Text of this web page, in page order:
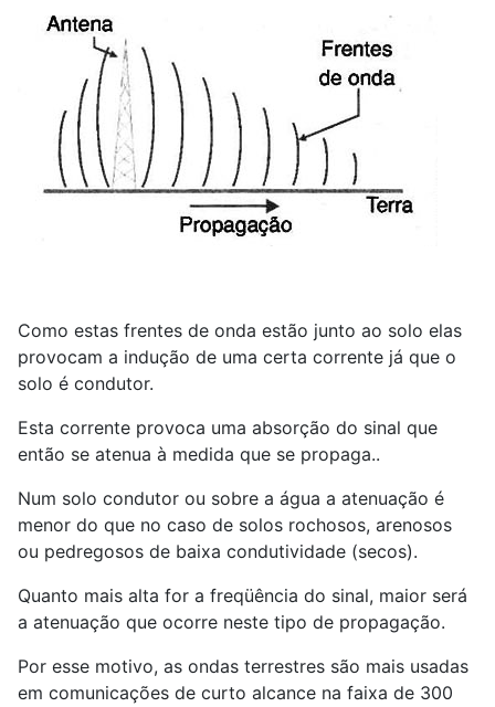
Como estas frentes de onda estão junto ao solo elas
provocam a indução de uma certa corrente já que o
solo é condutor.
Esta corrente provoca uma absorção do sinal que
então se atenua à medida que se propaga..
Num solo condutor ou sobre a água a atenuação é
menor do que no caso de solos rochosos, arenosos
ou pedregosos de baixa condutividade (secos).
Quanto mais alta for a freqüência do sinal, maior será
a atenuação que ocorre neste tipo de propagação.
Por esse motivo, as ondas terrestres são mais usadas
em comunicações de curto alcance na faixa de 300